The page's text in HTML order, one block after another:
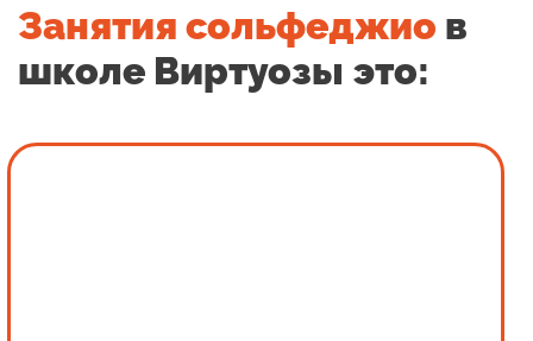
Занятия сольфеджио в
школе Виртуозы это: